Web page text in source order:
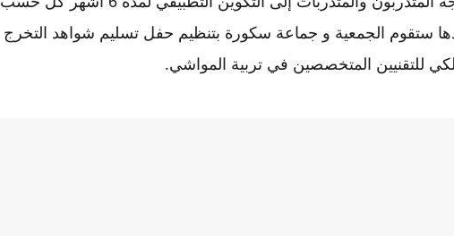
ستقوم الجمعية و جماعة سكورة بتنظيم حفل تسليم شواهد التخرج
للتقنيين المتخصصين في تربية المواشي.